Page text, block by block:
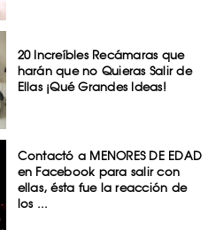
20 Increíbles Recámaras que
harán que no Quieras Salir de
Ellas ¡Qué Grandes Ideas!
Contactó a MENORES DE EDAD
en Facebook para salir con
ellas, ésta fue la reacción de
los ...